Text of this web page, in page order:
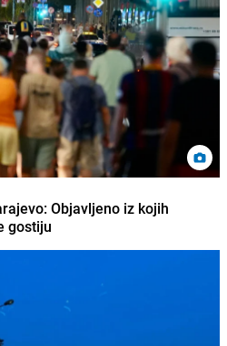
Objavljeno iz kojih
gostiju